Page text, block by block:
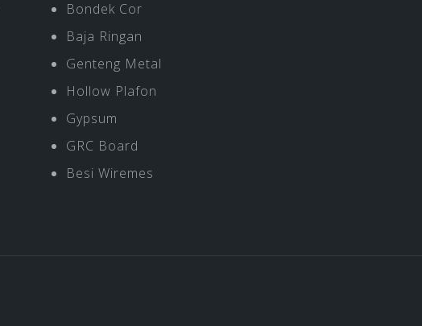
Bondek Cor
Baja Ringan
Genteng Metal
Hollow Plafon
Gypsum
GRC Board
Besi Wiremes